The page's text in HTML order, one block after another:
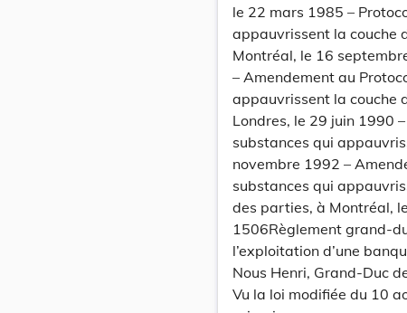
le 22 mars 1985 –
appauvrissent la couche
Montréal, le 16
– Amendement au
appauvrissent la couche
Londres, le 29 juin 1990
substances qui
novembre 1992 –
substances qui
des parties, à Montréal,
1506Règlement grand-
l’exploitation d’une
Nous Henri, Grand-Duc
Vu la loi modifiée du 10